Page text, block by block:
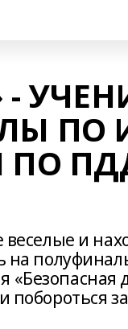
ПО
ПО
веселые и
на
побороться